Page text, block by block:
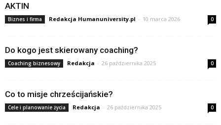
AKTIN
Biznes i firma Redakcja Humanuniversity.pl - 10 marca 2026 0
Do kogo jest skierowany coaching?
Coaching biznesowy Redakcja - 26 października 2025 0
Co to misje chrześcijańskie?
Cele i planowanie życia Redakcja - 26 października 2025 0